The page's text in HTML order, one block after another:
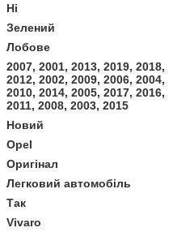
Ні
Зелений
Лобове
2007, 2001, 2013, 2019, 2018,
2012, 2002, 2009, 2006, 2004,
2010, 2014, 2005, 2017, 2016,
2011, 2008, 2003, 2015
Новий
Opel
Оригінал
Легковий автомобіль
Так
Vivaro